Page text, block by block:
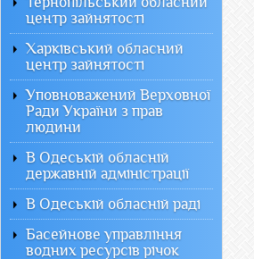
центр зайнятості
Харківський обласний
центр зайнятості
Уповноважений Верховної
Ради України з прав
людини
В Одеській обласній
державній адміністрації
В Одеській обласній раді
Басейнове управління
водних ресурсів річок